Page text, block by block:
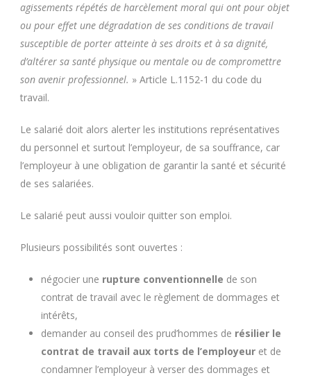
agissements répétés de harcèlement moral qui ont pour objet
ou pour effet une dégradation de ses conditions de travail
susceptible de porter atteinte à ses droits et à sa dignité,
d’altérer sa santé physique ou mentale ou de compromettre
son avenir professionnel. » Article L.1152-1 du code du
travail.
Le salarié doit alors alerter les institutions représentatives
du personnel et surtout l’employeur, de sa souffrance, car
l’employeur à une obligation de garantir la santé et sécurité
de ses salariées.
Le salarié peut aussi vouloir quitter son emploi.
Plusieurs possibilités sont ouvertes :
négocier une rupture conventionnelle de son
contrat de travail avec le règlement de dommages et
intérêts,
demander au conseil des prud’hommes de résilier le
contrat de travail aux torts de l’employeur et de
condamner l’employeur à verser des dommages et